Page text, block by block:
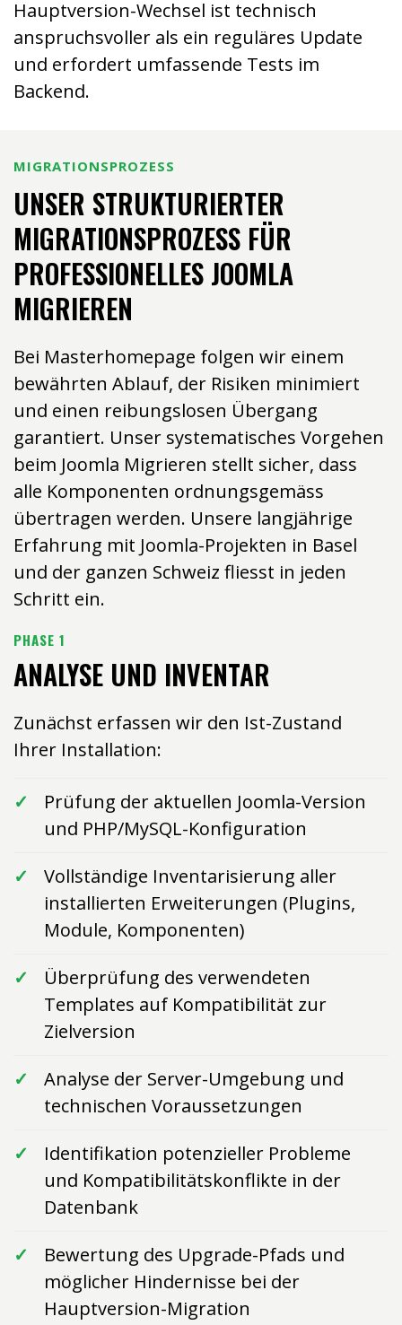
Hauptversion-Wechsel ist technisch
anspruchsvoller als ein reguläres Update
und erfordert umfassende Tests im
Backend.
MIGRATIONSPROZESS
UNSER STRUKTURIERTER
MIGRATIONSPROZESS FÜR
PROFESSIONELLES JOOMLA
MIGRIEREN
Bei Masterhomepage folgen wir einem
bewährten Ablauf, der Risiken minimiert
und einen reibungslosen Übergang
garantiert. Unser systematisches Vorgehen
beim Joomla Migrieren stellt sicher, dass
alle Komponenten ordnungsgemäss
übertragen werden. Unsere langjährige
Erfahrung mit Joomla-Projekten in Basel
und der ganzen Schweiz fliesst in jeden
Schritt ein.
PHASE 1
ANALYSE UND INVENTAR
Zunächst erfassen wir den Ist-Zustand
Ihrer Installation:
Prüfung der aktuellen Joomla-Version
und PHP/MySQL-Konfiguration
Vollständige Inventarisierung aller
installierten Erweiterungen (Plugins,
Module, Komponenten)
Überprüfung des verwendeten
Templates auf Kompatibilität zur
Zielversion
Analyse der Server-Umgebung und
technischen Voraussetzungen
Identifikation potenzieller Probleme
und Kompatibilitätskonflikte in der
Datenbank
Bewertung des Upgrade-Pfads und
möglicher Hindernisse bei der
Hauptversion-Migration